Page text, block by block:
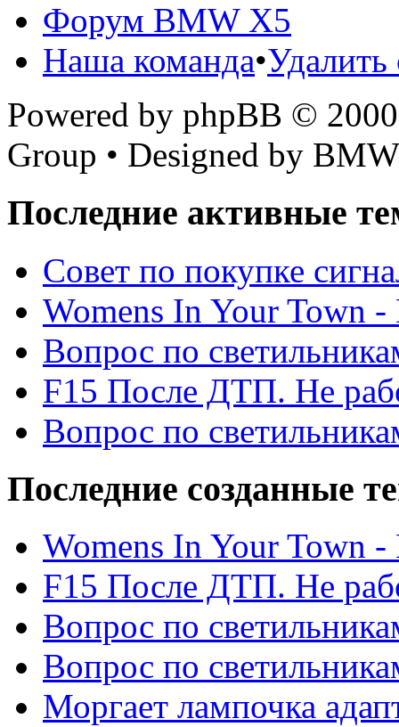
Форум BMW X5
Наша команда•
Powered by phpBB ©
Group • Designed by
Последние активные
Cовет по покупке
Womens In Your Town
Вопрос по
F15 После ДТП. Не
Вопрос по
Последние созданные
Womens In Your Town
F15 После ДТП. Не
Вопрос по
Вопрос по
Моргает лампочка